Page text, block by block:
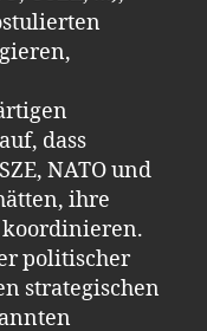
dass
NATO und
ihre
politischer
strategischen